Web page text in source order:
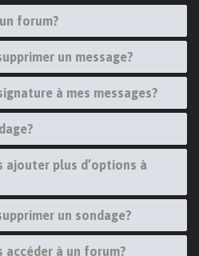
forum?
un message?
à mes messages?
ajouter plus d’options à
un sondage?
accéder à un forum?